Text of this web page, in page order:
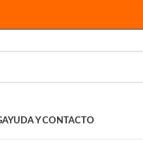
AYUDA Y CONTACTO